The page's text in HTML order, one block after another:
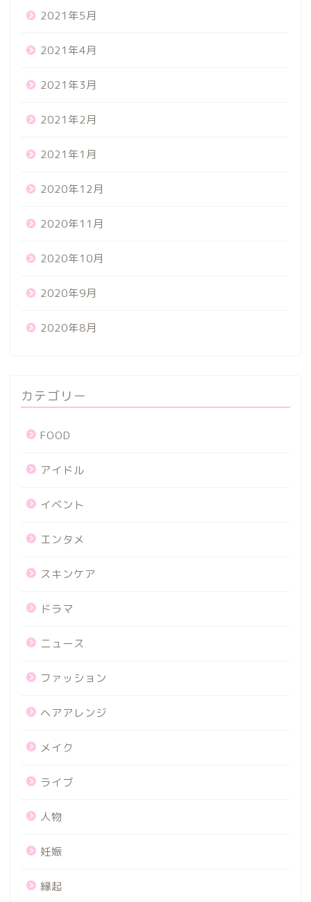
2021年5月
2021年4月
2021年3月
2021年2月
2021年1月
2020年12月
2020年11月
2020年10月
2020年9月
2020年8月
カテゴリー
FOOD
アイドル
イベント
エンタメ
スキンケア
ドラマ
ニュース
ファッション
ヘアアレンジ
メイク
ライブ
人物
妊娠
縁起